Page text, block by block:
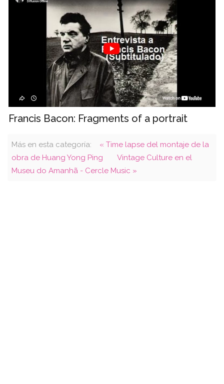
Francis Bacon: Fragments of a portrait
Más en esta categoría:
« Time lapse del montaje de la
obra de Huang Yong Ping
Vintage Culture en el
Museu do Amanhã - Cercle Music »